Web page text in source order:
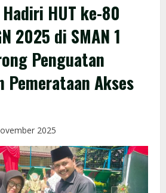
HUT ke-80
2025 di SMAN 1
Penguatan
Pemerataan Akses
2025